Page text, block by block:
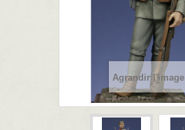
Agrandir l'image